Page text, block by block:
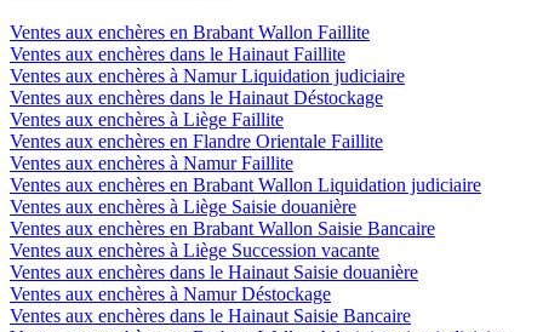
Ventes aux enchères en Brabant Wallon Faillite
Ventes aux enchères dans le Hainaut Faillite
Ventes aux enchères à Namur Liquidation judiciaire
Ventes aux enchères dans le Hainaut Déstockage
Ventes aux enchères à Liège Faillite
Ventes aux enchères en Flandre Orientale Faillite
Ventes aux enchères à Namur Faillite
Ventes aux enchères en Brabant Wallon Liquidation judiciaire
Ventes aux enchères à Liège Saisie douanière
Ventes aux enchères en Brabant Wallon Saisie Bancaire
Ventes aux enchères à Liège Succession vacante
Ventes aux enchères dans le Hainaut Saisie douanière
Ventes aux enchères à Namur Déstockage
Ventes aux enchères dans le Hainaut Saisie Bancaire